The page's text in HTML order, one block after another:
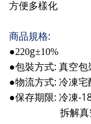
方便多樣化
商品規格:
●220g±10%
●包裝方式: 真空包
●物流方式: 冷凍宅
●保存期限: 冷凍-
拆解